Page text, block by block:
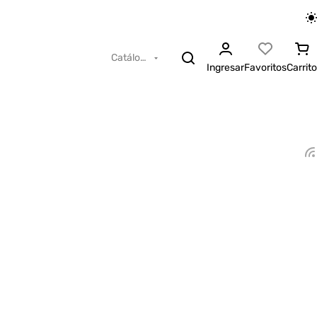
Catálogo
IngresarFavoritosCarrito